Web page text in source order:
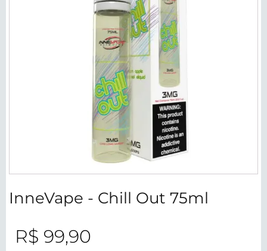
InneVape - Chill Out 75ml
R$ 99,90